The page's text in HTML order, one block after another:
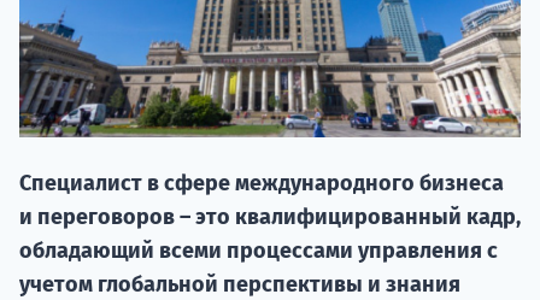
Специалист в сфере международного бизнеса
и переговоров – это квалифицированный кадр,
обладающий всеми процессами управления с
учетом глобальной перспективы и знания
НАБОР